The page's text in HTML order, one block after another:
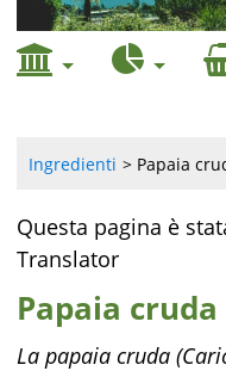
Ingredienti Papaia
Questa pagina è
Translator
Papaia
La papaia cruda